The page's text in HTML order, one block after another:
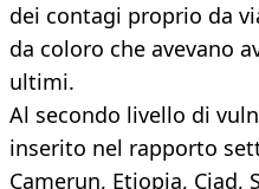
dei contagi proprio da
da coloro che avevano
ultimi.
Al secondo livello di
inserito nel rapporto
Camerun, Etiopia, Ciad,